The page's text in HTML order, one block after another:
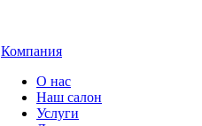
Компания
О нас
Наш салон
Услуги